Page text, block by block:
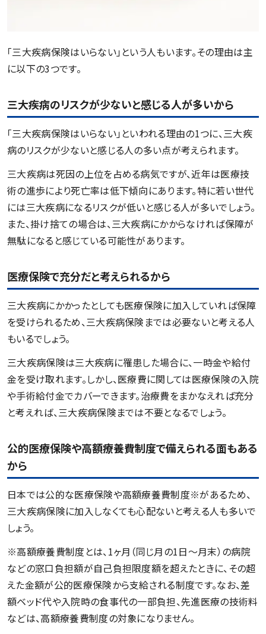
「三大疾病保険はいらない」という人もいます。その理由は主
に以下の3つです。
三大疾病のリスクが少ないと感じる人が多いから
「三大疾病保険はいらない」といわれる理由の1つに、三大疾
病のリスクが少ないと感じる人の多い点が考えられます。
三大疾病は死因の上位を占める病気ですが、近年は医療技
術の進歩により死亡率は低下傾向にあります。特に若い世代
には三大疾病になるリスクが低いと感じる人が多いでしょう。
また、掛け捨ての場合は、三大疾病にかからなければ保障が
無駄になると感じている可能性があります。
医療保険で充分だと考えられるから
三大疾病にかかったとしても医療保険に加入していれば保障
を受けられるため、三大疾病保険までは必要ないと考える人
もいるでしょう。
三大疾病保険は三大疾病に罹患した場合に、一時金や給付
金を受け取れます。しかし、医療費に関しては医療保険の入院
や手術給付金でカバーできます。治療費をまかなえれば充分
と考えれば、三大疾病保険までは不要となるでしょう。
公的医療保険や高額療養費制度で備えられる面もある
から
日本では公的な医療保険や高額療養費制度※があるため、
三大疾病保険に加入しなくても心配ないと考える人も多いで
しょう。
※高額療養費制度とは、1ヶ月（同じ月の1日～月末）の病院
などの窓口負担額が自己負担限度額を超えたときに、その超
えた金額が公的医療保険から支給される制度です。なお、差
額ベッド代や入院時の食事代の一部負担、先進医療の技術料
などは、高額療養費制度の対象になりません。